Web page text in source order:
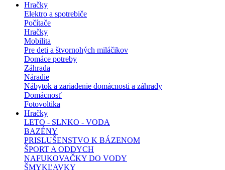
Hračky
Elektro a spotrebiče
Počítače
Hračky
Mobilita
Pre deti a štvornohých miláčikov
Domáce potreby
Záhrada
Náradie
Nábytok a zariadenie domácnosti a záhrady
Domácnosť
Fotovoltika
Hračky
LETO - SLNKO - VODA
BAZÉNY
PRISLUŠENSTVO K BÁZENOM
ŠPORT A ODDYCH
NAFUKOVAČKY DO VODY
ŠMYKĽAVKY